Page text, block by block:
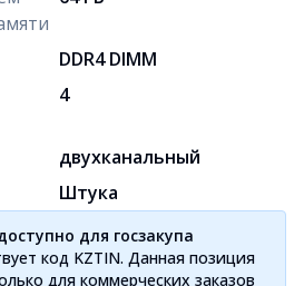
DDR4 DIMM
4
двухканальный
Штука
для госзакупа
код KZTIN. Данная позиция
для коммерческих заказов